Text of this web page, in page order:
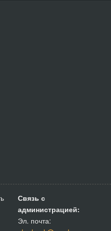
Связь с
администрацией:
Эл. почта: